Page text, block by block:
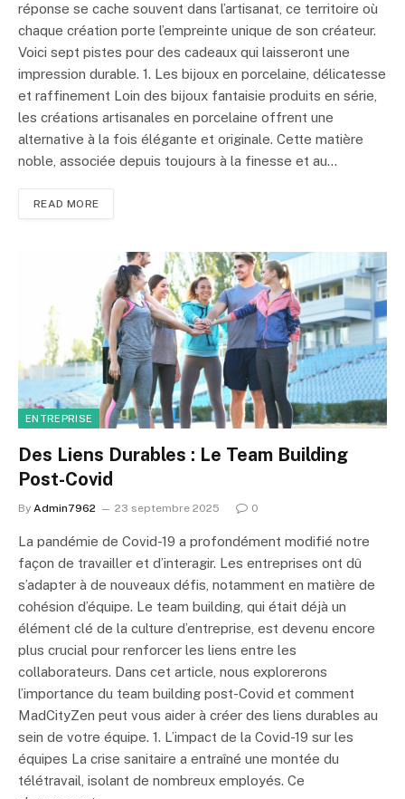
réponse se cache souvent dans l’artisanat, ce territoire où
chaque création porte l’empreinte unique de son créateur.
Voici sept pistes pour des cadeaux qui laisseront une
impression durable. 1. Les bijoux en porcelaine, délicatesse
et raffinement Loin des bijoux fantaisie produits en série,
les créations artisanales en porcelaine offrent une
alternative à la fois élégante et originale. Cette matière
noble, associée depuis toujours à la finesse et au…
READ MORE
ENTREPRISE
Des Liens Durables : Le Team Building
Post-Covid
By Admin7962 23 septembre 2025 0
La pandémie de Covid-19 a profondément modifié notre
façon de travailler et d’interagir. Les entreprises ont dû
s’adapter à de nouveaux défis, notamment en matière de
cohésion d’équipe. Le team building, qui était déjà un
élément clé de la culture d’entreprise, est devenu encore
plus crucial pour renforcer les liens entre les
collaborateurs. Dans cet article, nous explorerons
l’importance du team building post-Covid et comment
MadCityZen peut vous aider à créer des liens durables au
sein de votre équipe. 1. L’impact de la Covid-19 sur les
équipes La crise sanitaire a entraîné une montée du
télétravail, isolant de nombreux employés. Ce